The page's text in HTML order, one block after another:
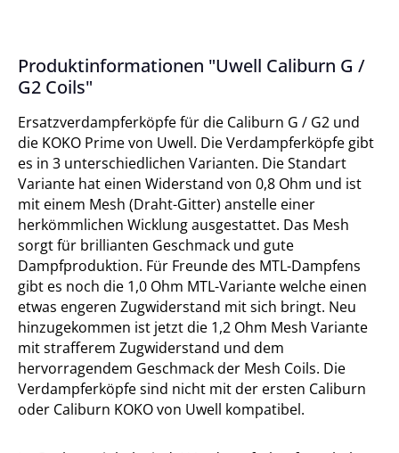
Produktinformationen "Uwell Caliburn G /
G2 Coils"
Ersatzverdampferköpfe für die Caliburn G / G2 und
die KOKO Prime von Uwell. Die Verdampferköpfe gibt
es in 3 unterschiedlichen Varianten. Die Standart
Variante hat einen Widerstand von 0,8 Ohm und ist
mit einem Mesh (Draht-Gitter) anstelle einer
herkömmlichen Wicklung ausgestattet. Das Mesh
sorgt für brillianten Geschmack und gute
Dampfproduktion. Für Freunde des MTL-Dampfens
gibt es noch die 1,0 Ohm MTL-Variante welche einen
etwas engeren Zugwiderstand mit sich bringt. Neu
hinzugekommen ist jetzt die 1,2 Ohm Mesh Variante
mit strafferem Zugwiderstand und dem
hervorragendem Geschmack der Mesh Coils. Die
Verdampferköpfe sind nicht mit der ersten Caliburn
oder Caliburn KOKO von Uwell kompatibel.